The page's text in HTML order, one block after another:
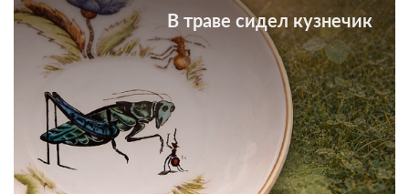
В траве сидел кузнечик